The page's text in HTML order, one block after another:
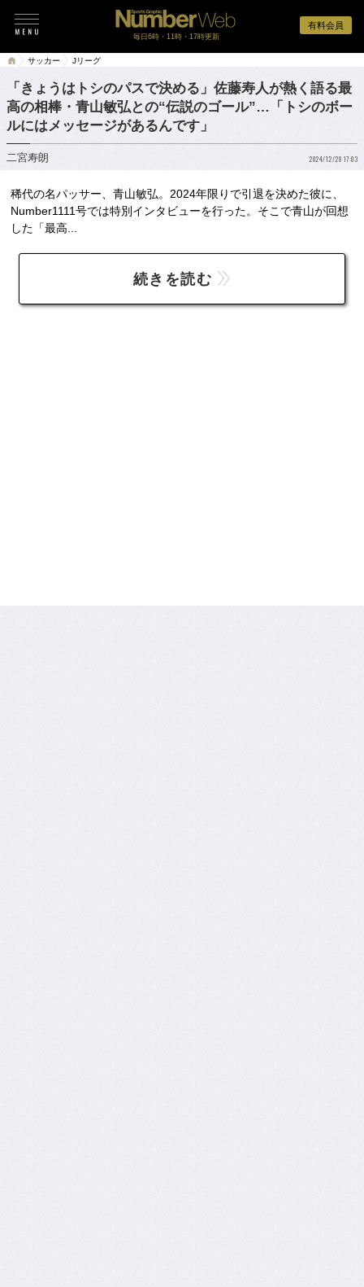
有料会員
毎日6時・11時・17時更新
サッカー Jリーグ
「きょうはトシのパスで決める」佐藤寿人が熱く語る最
高の相棒・青山敏弘との“伝説のゴール”…「トシのボー
ルにはメッセージがあるんです」
二宮寿朗 2024/12/28 17:03
稀代の名パッサー、青山敏弘。2024年限りで引退を決めた彼に、
Number1111号では特別インタビューを行った。そこで青山が回想
した「最高...
続きを読む